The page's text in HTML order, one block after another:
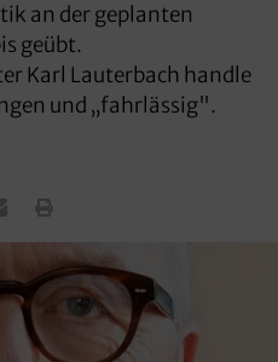
an der geplanten
geübt.
Karl Lauterbach handle
und „fahrlässig".